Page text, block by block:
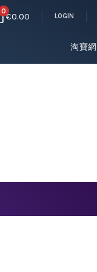
0€0.00 LOGIN
淘寶網